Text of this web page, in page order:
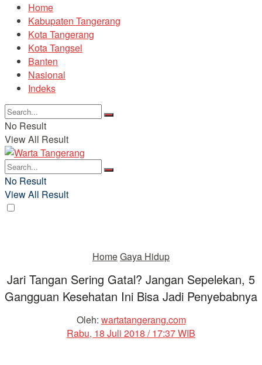
Home
Kabupaten Tangerang
Kota Tangerang
Kota Tangsel
Banten
Nasional
Indeks
No Result
View All Result
No Result
View All Result
HomeGaya Hidup
Jari Tangan Sering Gatal? Jangan Sepelekan, 5
Gangguan Kesehatan Ini Bisa Jadi Penyebabnya
Oleh: wartatangerang.com
Rabu, 18 Juli 2018 / 17:37 WIB